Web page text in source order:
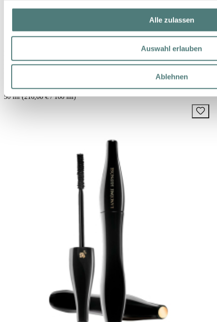
Alle zulassen
Auswahl erlauben
Ablehnen
Rénergie Multi-Glow Night
108,00 €
50 ml (216,00 € / 100 ml)